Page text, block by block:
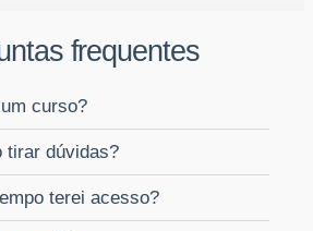
frequentes
curso?
tirar dúvidas?
terei acesso?